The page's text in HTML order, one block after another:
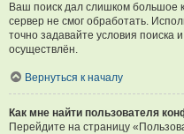
Ваш поиск дал слишком большое
сервер не смог обработать.
точно задавайте условия
осуществлён.
Вернуться к началу
Как мне найти пользователя
Перейдите на страницу